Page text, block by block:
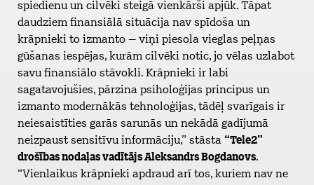
spiedienu un cilvēki steigā vienkārši apjūk. Tāpat
daudziem finansiālā situācija nav spīdoša un
krāpnieki to izmanto – viņi piesola vieglas peļņas
gūšanas iespējas, kurām cilvēki notic, jo vēlas uzlabot
savu finansiālo stāvokli. Krāpnieki ir labi
sagatavojušies, pārzina psiholoģijas principus un
izmanto modernākās tehnoloģijas, tādēļ svarīgais ir
neiesaistīties garās sarunās un nekādā gadījumā
neizpaust sensitīvu informāciju,” stāsta “Tele2”
drošības nodaļas vadītājs Aleksandrs Bogdanovs.
“Vienlaikus krāpnieki apdraud arī tos, kuriem nav ne